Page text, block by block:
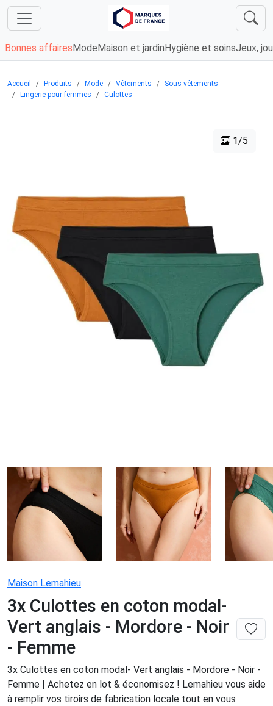
Bonnes affaires Mode Maison et jardin Hygiène et soinsJeux,
Accueil Produits Mode Vêtements
Sous-vêtements
Lingerie pour femmes
Culottes
1/5
Maison Lemahieu
3x Culottes en coton modal-
Vert anglais - Mordore - Noir
- Femme
3x Culottes en coton modal- Vert anglais - Mordore - Noir -
Femme | Achetez en lot & économisez ! Lemahieu vous aide
à remplir vos tiroirs de fabrication locale tout en vous